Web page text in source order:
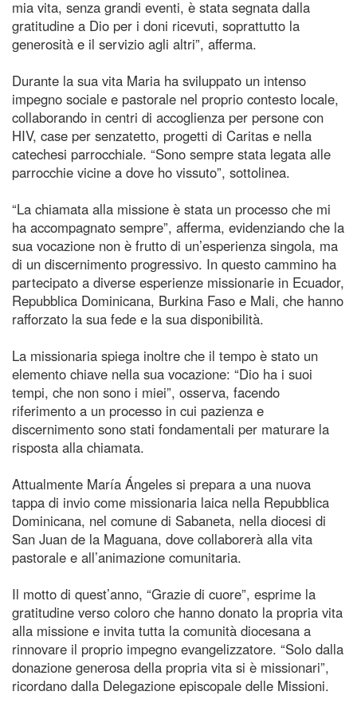
mia vita, senza grandi eventi, è stata segnata dalla
gratitudine a Dio per i doni ricevuti, soprattutto la
generosità e il servizio agli altri”, afferma.
Durante la sua vita Maria ha sviluppato un intenso
impegno sociale e pastorale nel proprio contesto locale,
collaborando in centri di accoglienza per persone con
HIV, case per senzatetto, progetti di Caritas e nella
catechesi parrocchiale. “Sono sempre stata legata alle
parrocchie vicine a dove ho vissuto”, sottolinea.
“La chiamata alla missione è stata un processo che mi
ha accompagnato sempre”, afferma, evidenziando che la
sua vocazione non è frutto di un’esperienza singola, ma
di un discernimento progressivo. In questo cammino ha
partecipato a diverse esperienze missionarie in Ecuador,
Repubblica Dominicana, Burkina Faso e Mali, che hanno
rafforzato la sua fede e la sua disponibilità.
La missionaria spiega inoltre che il tempo è stato un
elemento chiave nella sua vocazione: “Dio ha i suoi
tempi, che non sono i miei”, osserva, facendo
riferimento a un processo in cui pazienza e
discernimento sono stati fondamentali per maturare la
risposta alla chiamata.
Attualmente María Ángeles si prepara a una nuova
tappa di invio come missionaria laica nella Repubblica
Dominicana, nel comune di Sabaneta, nella diocesi di
San Juan de la Maguana, dove collaborerà alla vita
pastorale e all’animazione comunitaria.
Il motto di quest’anno, “Grazie di cuore”, esprime la
gratitudine verso coloro che hanno donato la propria vita
alla missione e invita tutta la comunità diocesana a
rinnovare il proprio impegno evangelizzatore. “Solo dalla
donazione generosa della propria vita si è missionari”,
ricordano dalla Delegazione episcopale delle Missioni.